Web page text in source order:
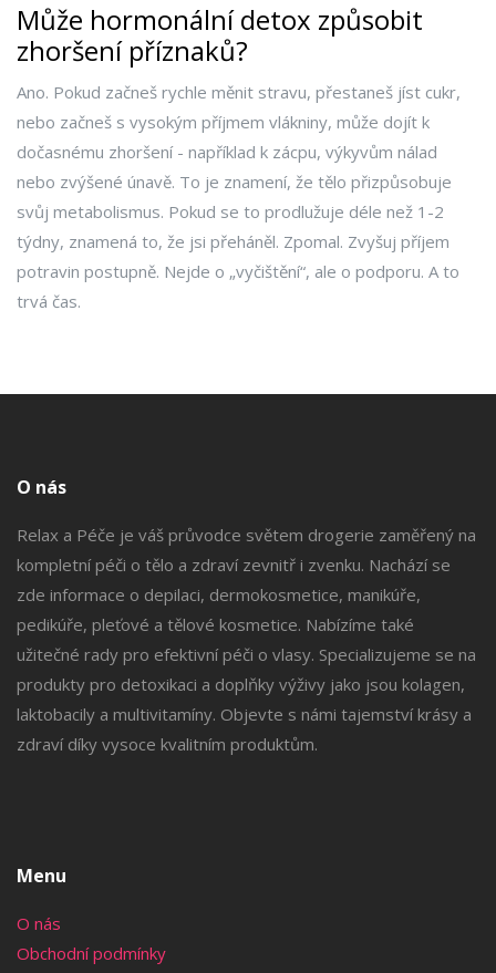
Může hormonální detox způsobit
zhoršení příznaků?
Ano. Pokud začneš rychle měnit stravu, přestaneš jíst cukr,
nebo začneš s vysokým příjmem vlákniny, může dojít k
dočasnému zhoršení - například k zácpu, výkyvům nálad
nebo zvýšené únavě. To je znamení, že tělo přizpůsobuje
svůj metabolismus. Pokud se to prodlužuje déle než 1-2
týdny, znamená to, že jsi přeháněl. Zpomal. Zvyšuj příjem
potravin postupně. Nejde o „vyčištění“, ale o podporu. A to
trvá čas.
O nás
Relax a Péče je váš průvodce světem drogerie zaměřený na
kompletní péči o tělo a zdraví zevnitř i zvenku. Nachází se
zde informace o depilaci, dermokosmetice, manikúře,
pedikúře, pleťové a tělové kosmetice. Nabízíme také
užitečné rady pro efektivní péči o vlasy. Specializujeme se na
produkty pro detoxikaci a doplňky výživy jako jsou kolagen,
laktobacily a multivitamíny. Objevte s námi tajemství krásy a
zdraví díky vysoce kvalitním produktům.
Menu
O nás
Obchodní podmínky